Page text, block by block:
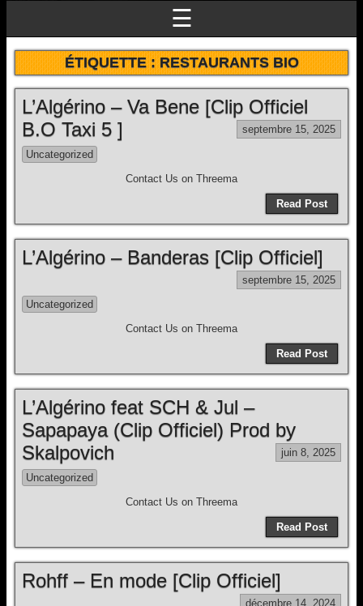
☰
ÉTIQUETTE :RESTAURANTS BIO
L’Algérino – Va Bene [Clip Officiel
B.O Taxi 5 ]
septembre 15, 2025
Uncategorized
Contact Us on Threema
Read Post
L’Algérino – Banderas [Clip Officiel]
septembre 15, 2025
Uncategorized
Contact Us on Threema
Read Post
L’Algérino feat SCH & Jul –
Sapapaya (Clip Officiel) Prod by
Skalpovich
juin 8, 2025
Uncategorized
Contact Us on Threema
Read Post
Rohff – En mode [Clip Officiel]
décembre 14, 2024